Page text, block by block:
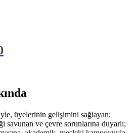
üyelerinin gelişimini sağlayan;
savunan ve çevre sorunlarına duyarlı;